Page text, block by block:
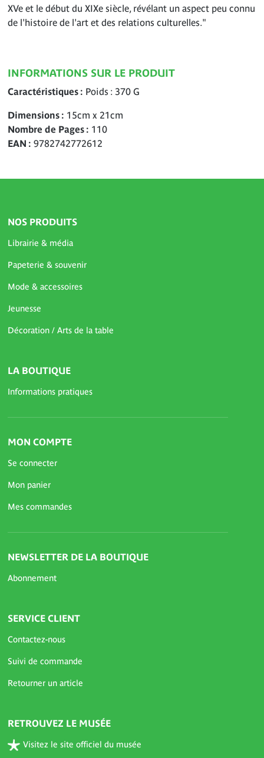
XVe et le début du XIXe siècle, révélant un aspect peu connu
de l'histoire de l'art et des relations culturelles."
INFORMATIONS SUR LE PRODUIT
Caractéristiques Poids : 370 G
Dimensions
15cm x 21cm
Nombre de Pages
110
EAN
9782742772612
NOS PRODUITS
Librairie & média
Papeterie & souvenir
Mode & accessoires
Jeunesse
Décoration / Arts de la table
LA BOUTIQUE
Informations pratiques
MON COMPTE
Se connecter
Mon panier
Mes commandes
NEWSLETTER DE LA BOUTIQUE
Abonnement
SERVICE CLIENT
Contactez-nous
Suivi de commande
Retourner un article
RETROUVEZ LE MUSÉE
Visitez le site officiel du musée